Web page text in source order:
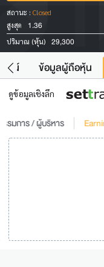
สถานะ : Closed
สูงสุด
1.36
ปริมาณ (หุ้น) 29,300
ยชน์ ข้อมูลผู้ถือหุ้น
ดูข้อมูลเชิงลึก
รมการ / ผู้บริหาร